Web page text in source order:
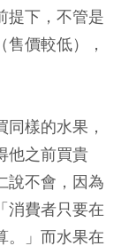
提下，不管是
價較低），
同樣的水果，
他之前買貴
說不會，因為
消費者只要在
。」而水果在